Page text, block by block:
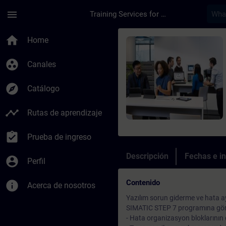
menu Training Services for Digital Industries
home Home
group_work Canales
explore Catálogo
timeline Rutas de aprendizaje
assignment_turned_in Prueba de ingreso
account_circle Perfil
info Acerca de nosotros
Curso - SIMATIC
Descripción Fechas e
Contenido
Yazılım sorun giderme ve hata
SIMATIC STEP 7 programına
- Hata organizasyon bloklarının